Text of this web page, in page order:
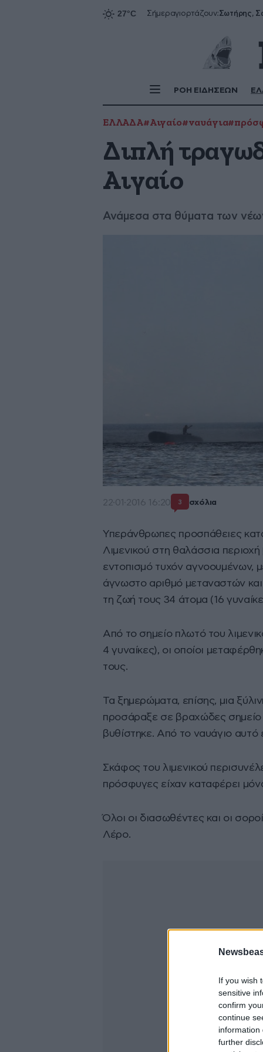
If you wish
sensitive
confirm
continue
information
further
Σήμεραγιορτάζουν:
ΡΟΗ ΕΙΔΗΣΕΩΝ
ΕΛΛΑΔΑ#Αιγαίο#ναυάγια
Διπλή
Αιγαίο
Ανάμεσα στα θύματα των
22·01·2016 16:20 3 σχόλια
Υπεράνθρωπες προσπάθειες
Λιμενικού στη θαλάσσια
εντοπισμό τυχόν αγνοουμένων,
άγνωστο αριθμό μεταναστών
τη ζωή τους 34 άτομα (16
Από το σημείο πλωτό του
4 γυναίκες), οι οποίοι
τους.
Τα ξημερώματα, επίσης, μια
προσάραξε σε βραχώδες σημείο
βυθίστηκε. Από το ναυάγιο αυτό
Σκάφος του λιμενικού
πρόσφυγες είχαν καταφέρει
Όλοι οι διασωθέντες και οι
Λέρο.